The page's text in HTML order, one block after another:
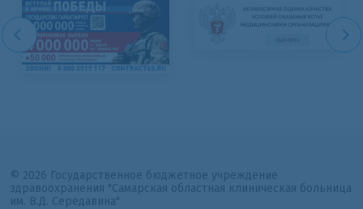
© 2026 Государственное бюджетное учреждение
здравоохранения "Самарская областная клиническая больница
им. В.Д. Середавина"